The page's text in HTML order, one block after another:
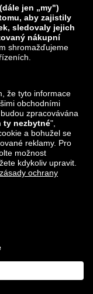
lounge.sk
lounge.hr
lounge.ee
lounge.no